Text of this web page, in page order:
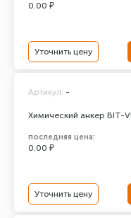
0.00 ₽
Уточнить цену
Химический анкер BIT-
Артикул: -
последняя цена:
0.00 ₽
Уточнить цену